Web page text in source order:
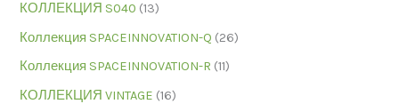
КОЛЛЕКЦИЯ S040 (13)
Коллекция SPACEINNOVATION-Q (26)
Коллекция SPACEINNOVATION-R (11)
КОЛЛЕКЦИЯ VINTAGE (16)